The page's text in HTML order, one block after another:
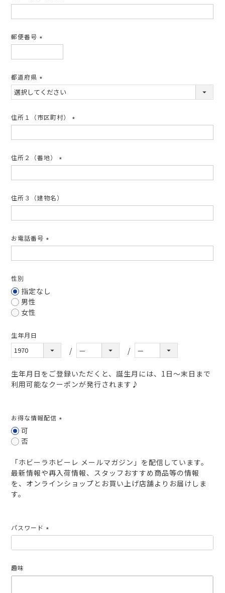
須)
郵便番号
須)
都道府県
(必
須)
住所１（市区町村）
須)
住所２（番地）
須)
住所３（建物名）
お電話番号
須)
性別
指定なし
男性
女性
生年月日
生年月日をご登録いただくと、誕生月には、1日～末日まで
利用可能なクーポンが発行されます♪
お得な情報配信
可
否
「ホビーラホビーレ メールマガジン」を配信しています。
最新情報や再入荷情報、スタッフおすすめ商品等の情報
を、オンラインショップとお買い上げ店舗よりお届けしま
す。
パスワード
須)
趣味